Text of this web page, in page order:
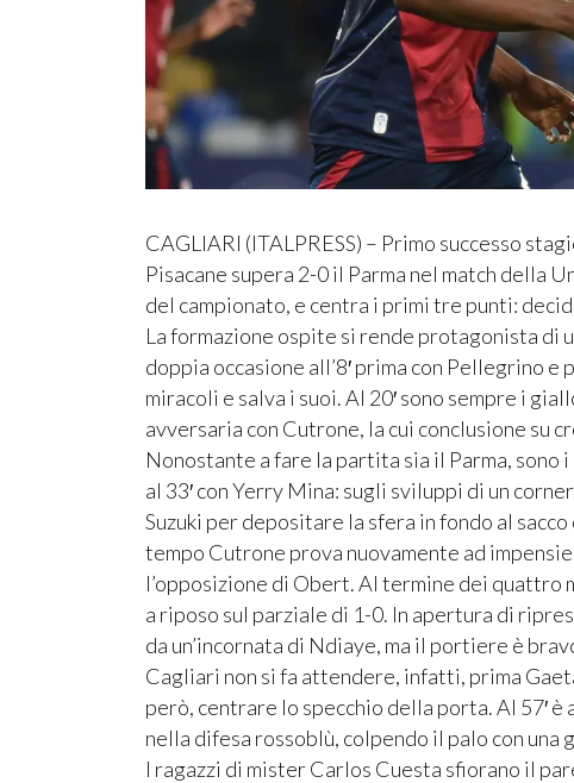
CAGLIARI (ITALPRESS) – Primo successo
Pisacane supera 2-0 il Parma nel match della
del campionato, e centra i primi tre punti:
La formazione ospite si rende protagonista di
doppia occasione all’8′ prima con Pellegrino
miracoli e salva i suoi. Al 20′ sono sempre i
avversaria con Cutrone, la cui conclusione su
Nonostante a fare la partita sia il Parma,
al 33′ con Yerry Mina: sugli sviluppi di un
Suzuki per depositare la sfera in fondo al
tempo Cutrone prova nuovamente ad
l’opposizione di Obert. Al termine dei quattro
a riposo sul parziale di 1-0. In apertura di
da un’incornata di Ndiaye, ma il portiere è
Cagliari non si fa attendere, infatti, prima
però, centrare lo specchio della porta. Al 57′
nella difesa rossoblù, colpendo il palo con
I ragazzi di mister Carlos Cuesta sfiorano il